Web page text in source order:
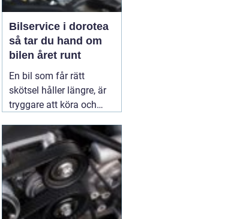
Bilservice i dorotea
så tar du hand om
bilen året runt
En bil som får rätt
skötsel håller längre, är
tryggare att köra och
värde. I norra Sverige,
med kalla vintrar, vägsalt
och långa avstånd, blir
bra service extra viktig.
Många som02 juli 2026